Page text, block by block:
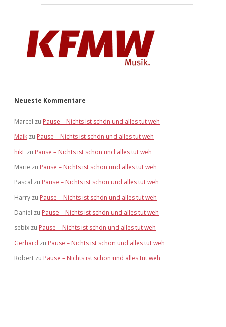
Neueste Kommentare
Marcel zu Pause – Nichts ist schön und alles tut weh
Maik zu Pause – Nichts ist schön und alles tut weh
hikE zu Pause – Nichts ist schön und alles tut weh
Marie zu Pause – Nichts ist schön und alles tut weh
Pascal zu Pause – Nichts ist schön und alles tut weh
Harry zu Pause – Nichts ist schön und alles tut weh
Daniel zu Pause – Nichts ist schön und alles tut weh
sebix zu Pause – Nichts ist schön und alles tut weh
Gerhard zu Pause – Nichts ist schön und alles tut weh
Robert zu Pause – Nichts ist schön und alles tut weh